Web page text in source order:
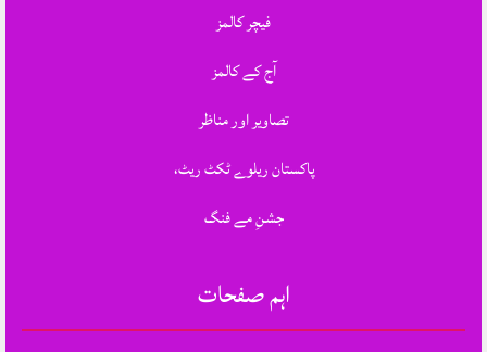
فیچر کالمز
آج کے کالمز
تصاویر اور مناظر
پاکستان ریلوے ٹکٹ ریٹ،
جشنِ مے فنگ
اہم صفحات